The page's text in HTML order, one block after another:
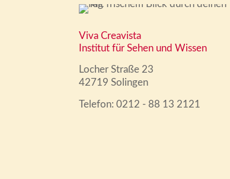
Viva Creavista
Institut für Sehen und Wissen
Locher Straße 23
42719 Solingen
Telefon: 0212 - 88 13 2121